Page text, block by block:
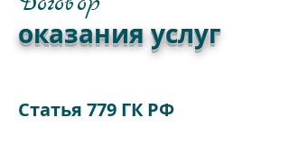
оказания услуг
Статья 779 ГК РФ